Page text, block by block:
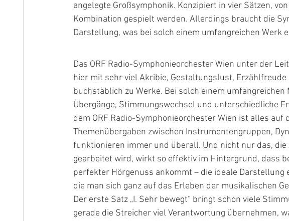
angelegte Großsymphonik. Konzipiert in vier Sätzen,
Kombination gespielt werden. Allerdings braucht die
Darstellung, was bei solch einem umfangreichen Werk
Das ORF Radio-Symphonieorchester Wien unter der
hier mit sehr viel Akribie, Gestaltungslust,
buchstäblich zu Werke. Bei solch einem
Übergänge, Stimmungswechsel und unterschiedliche
dem ORF Radio-Symphonieorchester Wien ist alles
Themenübergaben zwischen Instrumentengruppen,
funktionieren immer und überall. Und nicht nur das,
gearbeitet wird, wirkt so effektiv im Hintergrund, dass
perfekter Hörgenuss ankommt – die ideale Darstellung
die man sich ganz auf das Erleben der musikalischen
Der erste Satz „I. Sehr bewegt“ bringt schon viele
gerade die Streicher viel Verantwortung übernehmen,